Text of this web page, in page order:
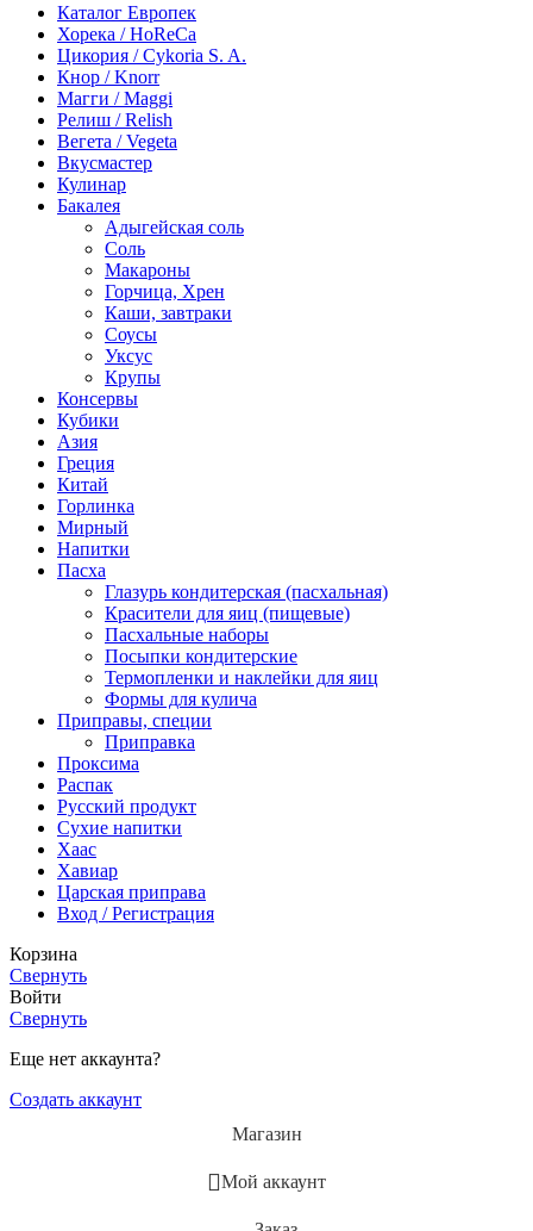
Каталог Европек
Хорека / HoReCa
Цикория / Cykoria S. A.
Кнор / Knorr
Магги / Maggi
Релиш / Relish
Вегета / Vegeta
Вкусмастер
Кулинар
Бакалея
Адыгейская соль
Соль
Макароны
Горчица, Хрен
Каши, завтраки
Соусы
Уксус
Крупы
Консервы
Кубики
Азия
Греция
Китай
Горлинка
Мирный
Напитки
Пасха
Глазурь кондитерская (пасхальная)
Красители для яиц (пищевые)
Пасхальные наборы
Посыпки кондитерские
Термопленки и наклейки для яиц
Формы для кулича
Приправы, специи
Приправка
Проксима
Распак
Русский продукт
Сухие напитки
Хаас
Хавиар
Царская приправа
Вход / Регистрация
Корзина
Свернуть
Войти
Свернуть
Еще нет аккаунта?
Создать аккаунт
Магазин
Мой аккаунт